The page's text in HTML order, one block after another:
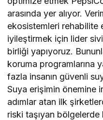
arasında yer alıyor.
ekosistemleri rehabilite
iyileştirmek için lider
birliği yapıyoruz.
koruma programlarına
fazla insanın güvenli
Suya erişimin önemine
adımlar atan ilk
riski taşıyan bölgelerde